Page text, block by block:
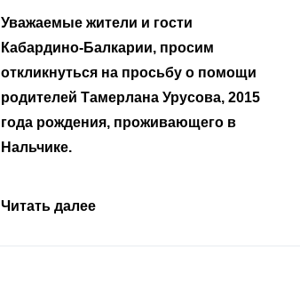
Уважаемые земляки и все
неравнодушные граждане.
Читать далее